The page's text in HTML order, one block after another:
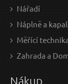
Nářadí
Náplně a
Měřící
Zahrada a
Nákup